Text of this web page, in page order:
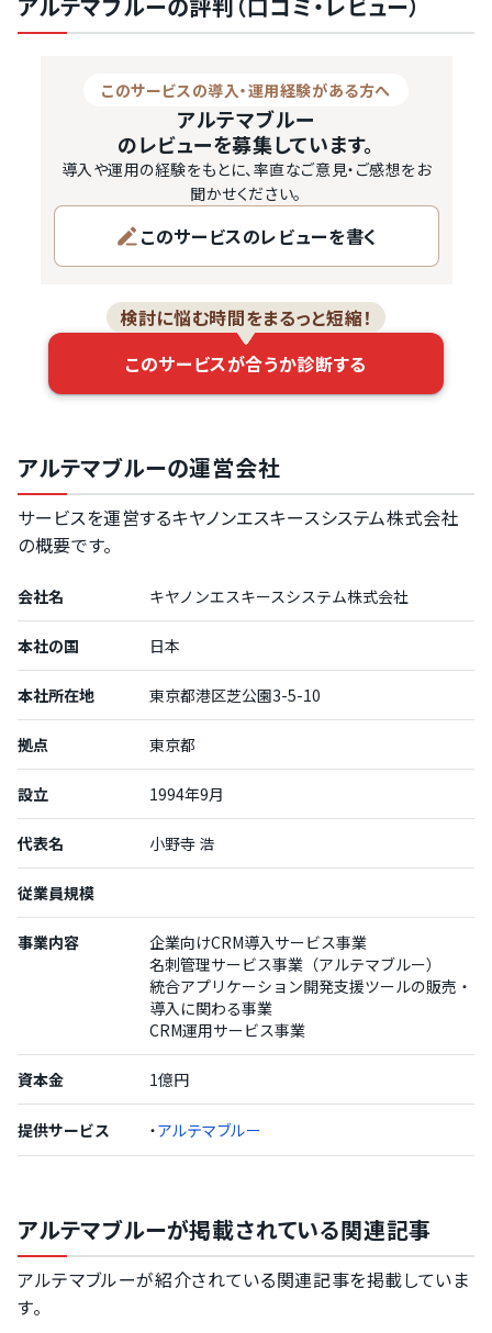
強みとしているのは外部SFA・CRMとの連携力。特に
「kintone」との相性の良さは他の追随を許さず、これを理
由に導入決定する企業も多いようです。
料金は初期費用は0円で1IDにつき月額2,500円。コスト面
での導入ハードルも高くありません。
この記事では名刺管理サービス「アルテマブルー」の使い勝
手や評判などについて紹介します。
発注業者比較サービスのPRONIアイ…
このサービスの導入・運用経験がある方へ
アルテマブルー
のレビューを募集しています。
導入や運用の経験をもとに、率直なご意見・ご感想をお
聞かせください。
このサービスのレビューを書く
検討に悩む時間をまるっと短縮！
このサービスが合うか診断する
アルテマブルーの運営会社
サービスを運営するキヤノンエスキースシステム株式会社
の概要です。
会社名 キヤノンエスキースシステム株式会社
本社の国 日本
本社所在地 東京都港区芝公園3-5-10
拠点 東京都
設立 1994年9月
代表名 小野寺 浩
従業員規模
事業内容
企業向けCRM導入サービス事業
名刺管理サービス事業（アルテマブルー）
統合アプリケーション開発支援ツールの販売・
導入に関わる事業
CRM運用サービス事業
資本金 1億円
提供サービス ・アルテマブルー
アルテマブルーが掲載されている関連記事
アルテマブルーが紹介されている関連記事を掲載していま
す。